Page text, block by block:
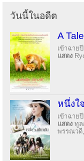
วันนี้ในอดีต
A
เข้าฉาย
แสดง
หนึ่งใ
เข้าฉาย
แสดง ทูล
พรรณว